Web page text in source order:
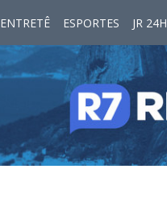
ENTRETÊ ESPORTES JR 24H